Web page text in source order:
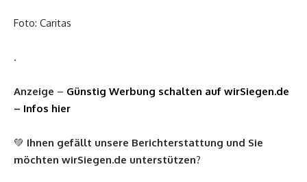
Foto: Caritas
.
Anzeige – Günstig Werbung schalten auf wirSiegen.de
– Infos hier
💚 Ihnen gefällt unsere Berichterstattung und Sie
möchten wirSiegen.de unterstützen?